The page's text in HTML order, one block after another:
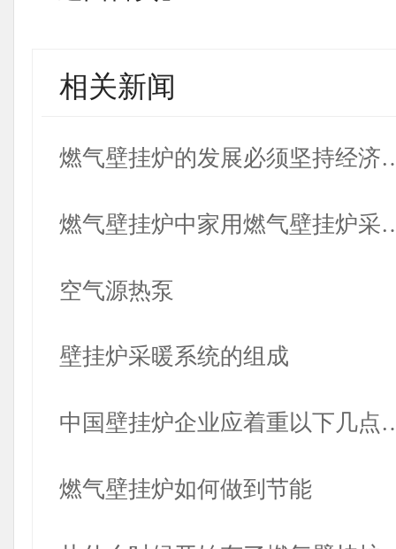
相关新闻
燃气壁挂炉的发展必须坚持经济
燃气壁挂炉中家用燃气壁挂炉采
空气源热泵
壁挂炉采暖系统的组成
中国壁挂炉企业应着重以下几点
燃气壁挂炉如何做到节能